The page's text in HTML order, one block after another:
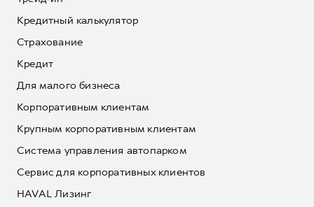
Кредитный калькулятор
Страхование
Кредит
Для малого бизнеса
Корпоративным клиентам
Крупным корпоративным клиентам
Система управления автопарком
Сервис для корпоративных клиентов
HAVAL Лизинг